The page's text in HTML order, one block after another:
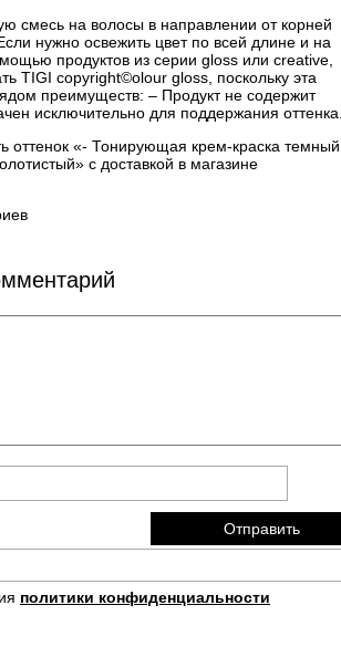
смесь на волосы в направлении от корней
нужно освежить цвет по всей длине и на
продуктов из серии gloss или creative,
TIGI copyright©olour gloss, поскольку эта
преимуществ: – Продукт не содержит
исключительно для поддержания
оттенок «- Тонирующая крем-краска темный
с доставкой в магазине
политики конфиденциальности